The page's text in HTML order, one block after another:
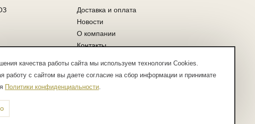
Доставка и оплата
Новости
О компании
Контакты
качества работы сайта мы используем технологии Cookies.
работу с сайтом вы даете согласие на сбор информации и принимате
Политики конфиденциальности.